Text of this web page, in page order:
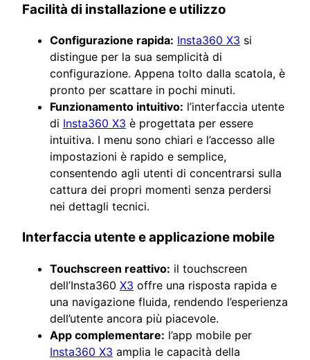
Facilità di installazione e utilizzo
Configurazione rapida: Insta360 X3 si
distingue per la sua semplicità di
configurazione. Appena tolto dalla scatola, è
pronto per scattare in pochi minuti.
Funzionamento intuitivo: l’interfaccia utente
di Insta360 X3 è progettata per essere
intuitiva. I menu sono chiari e l’accesso alle
impostazioni è rapido e semplice,
consentendo agli utenti di concentrarsi sulla
cattura dei propri momenti senza perdersi
nei dettagli tecnici.
Interfaccia utente e applicazione mobile
Touchscreen reattivo: il touchscreen
dell’Insta360 X3 offre una risposta rapida e
una navigazione fluida, rendendo l’esperienza
dell’utente ancora più piacevole.
App complementare: l’app mobile per
Insta360 X3 amplia le capacità della